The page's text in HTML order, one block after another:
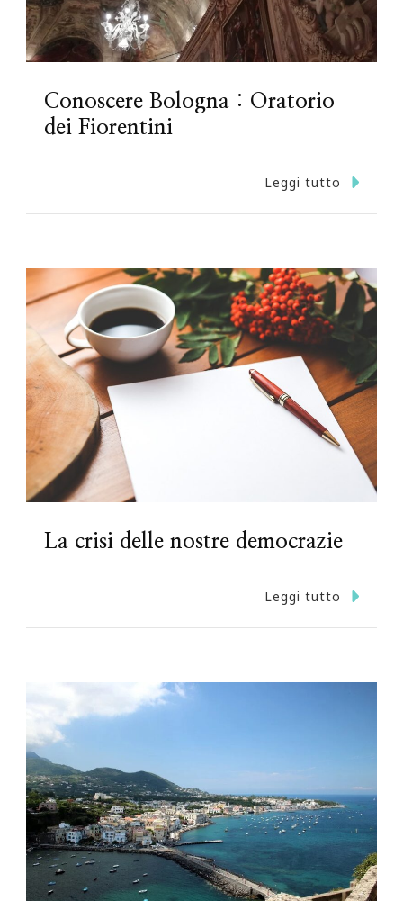
Conoscere Bologna : Oratorio
dei Fiorentini
Leggi tutto
La crisi delle nostre democrazie
Leggi tutto